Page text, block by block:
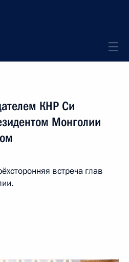
КНР Си
Монголии
встреча глав